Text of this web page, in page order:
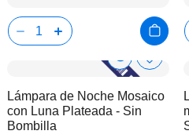
Show
Info
Añadir
la
Lámpara de Noche Mosaico
con Luna Plateada - Sin
Bombilla
Corchet Flower & Bouquet